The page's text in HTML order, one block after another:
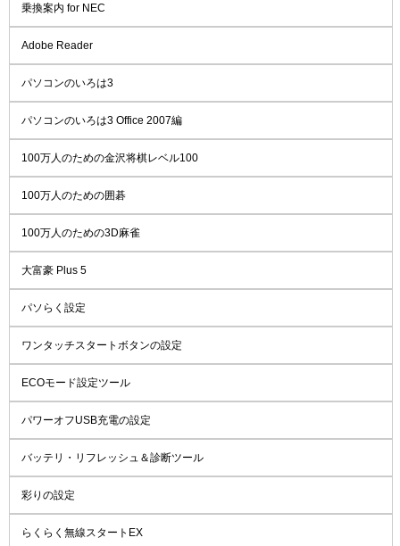
乗換案内 for NEC
Adobe Reader
パソコンのいろは3
パソコンのいろは3 Office 2007編
100万人のための金沢将棋レベル100
100万人のための囲碁
100万人のための3D麻雀
大富豪 Plus 5
パソらく設定
ワンタッチスタートボタンの設定
ECOモード設定ツール
パワーオフUSB充電の設定
バッテリ・リフレッシュ＆診断ツール
彩りの設定
らくらく無線スタートEX